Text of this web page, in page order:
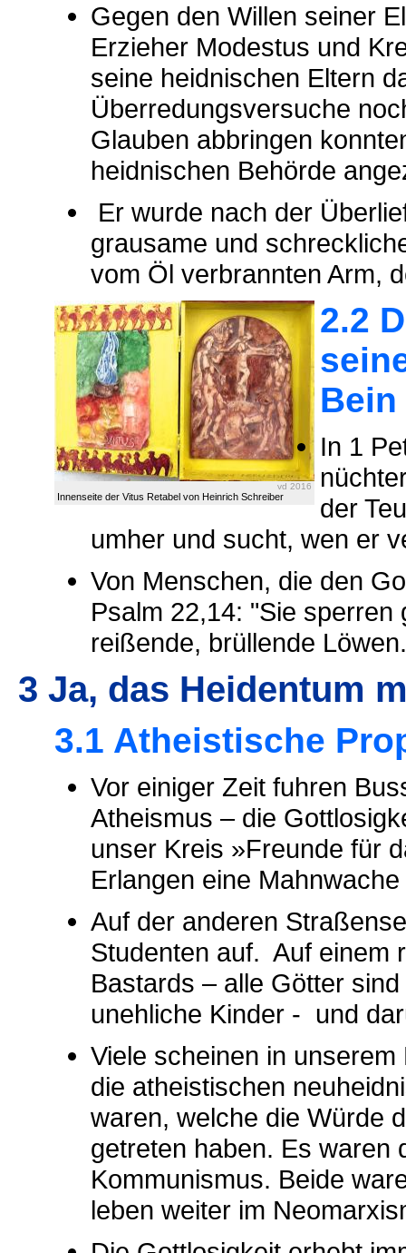
Gegen den Willen seiner
Erzieher Modestus und
seine heidnischen Eltern
Überredungsversuche
Glauben abbringen
heidnischen Behörde
Er wurde nach der
grausame und
vom Öl verbrannten Arm,
vd 2016
Innenseite der Vitus Retabel von Heinrich Schreiber
2.2
In 1
der
umher und sucht, wen er
Von Menschen, die den
Psalm 22,14: "Sie
reißende, brüllende
3 Ja, das Heidentum
3.1 Atheistische
Vor einiger Zeit fuhren
Atheismus – die
unser Kreis »Freunde für
Erlangen eine
Auf der anderen
Studenten auf. Auf einem
Bastards – alle Götter
unehliche Kinder - und
Viele scheinen in
die atheistischen
waren, welche die Würde
getreten haben. Es waren
Kommunismus. Beide
leben weiter im